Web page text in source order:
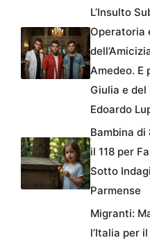
L’Insulto
Operatoria
Amedeo. E
Giulia e del
Edoardo
Bambina di
il 118 per
Sotto
Parmense
Migranti:
l’Italia per